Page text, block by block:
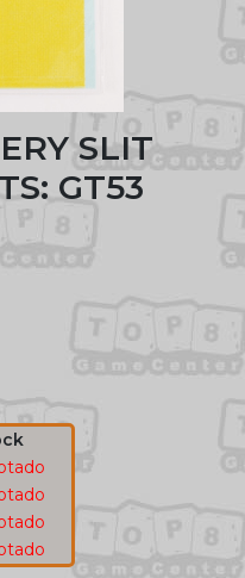
SLIT
GT53